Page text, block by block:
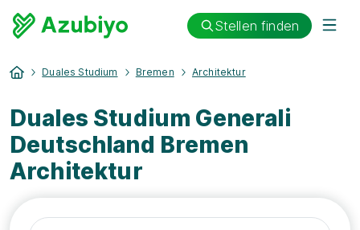
Stellen finden
Duales Studium Bremen Architektur
Duales Studium Generali
Deutschland Bremen
Architektur